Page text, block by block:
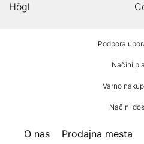
Högl
Podpora
Načini
Varno
Načini
O nas Prodajna mesta